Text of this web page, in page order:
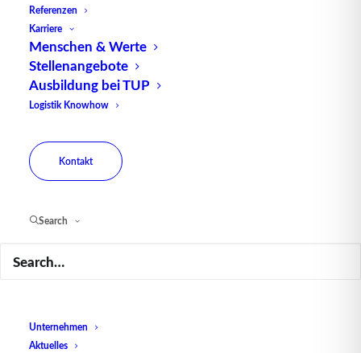
Referenzen
Karriere
Menschen & Werte
Stellenangebote
Ausbildung bei TUP
Logistik Knowhow
Kontakt
Search
Unternehmen
Aktuelles
Informationen in der Intralogistik
Lean Administration – Kampf gegen